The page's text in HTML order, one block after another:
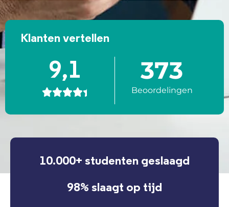
Klanten vertellen
9,1

373
Beoordelingen
10.000+ studenten geslaagd
98% slaagt op tijd